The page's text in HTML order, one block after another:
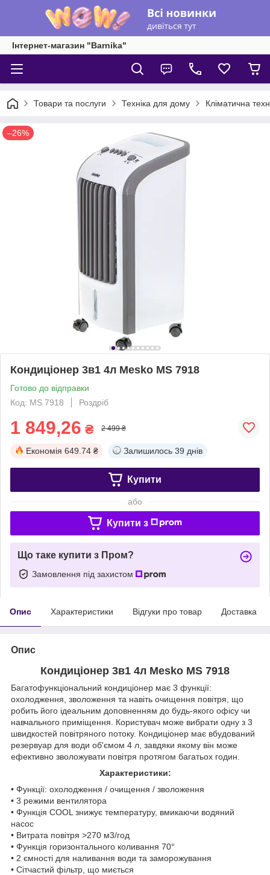
Інтернет-магазин "Barnika"
Товари та послуги Техніка для дому Кліматична
–26%
Кондиціонер 3в1 4л Mesko MS 7918
Готово до відправки
Код: MS 7918
Роздріб
1 849,26 ₴ 2 499 ₴
Економія 649.74 ₴ Залишилось 39 днів
Купити
або
Купити з
Що таке купити з Пром?
Замовлення під захистом
Опис Характеристики Відгуки про товар Доставка
Опис
Кондиціонер 3в1 4л Mesko MS 7918
Багатофункціональний кондиціонер має 3 функції:
охолодження, зволоження та навіть очищення повітря, що
робить його ідеальним доповненням до будь-якого офісу чи
навчального приміщення. Користувач може вибрати одну з 3
швидкостей повітряного потоку. Кондиціонер має вбудований
резервуар для води об'ємом 4 л, завдяки якому він може
ефективно зволожувати повітря протягом багатьох годин.
Характеристики:
• Функції: охолодження / очищення / зволоження
• 3 режими вентилятора
• Функція COOL знижує температуру, вмикаючи водяний
насос
• Витрата повітря >270 м3/год
• Функція горизонтального коливання 70°
• 2 ємності для наливання води та заморожування
• Сітчастий фільтр, що миється